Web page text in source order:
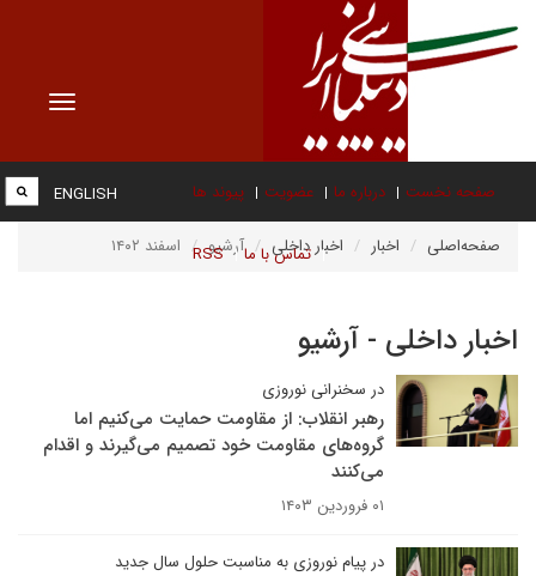
Toggle
صفحه نخست درباره ما عضویت پیوند ها
تماس با ما RSS
ENGLISH
صفحه‌اصلی اخبار اخبار داخلی آرشیو اسفند ۱۴۰۲
اخبار داخلی - آرشیو
در سخنرانی نوروزی
رهبر انقلاب: از مقاومت حمایت می‌کنیم اما
گروه‌های مقاومت خود تصمیم می‌گیرند و اقدام
می‌کنند
۰۱ فروردین ۱۴۰۳
در پیام نوروزی به مناسبت حلول سال جدید